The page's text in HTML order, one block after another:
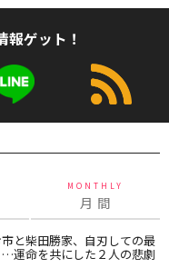
報ゲット！
MONTHLY
月 間
市と柴田勝家、自刃しての最
運命を共にした２人の悲劇